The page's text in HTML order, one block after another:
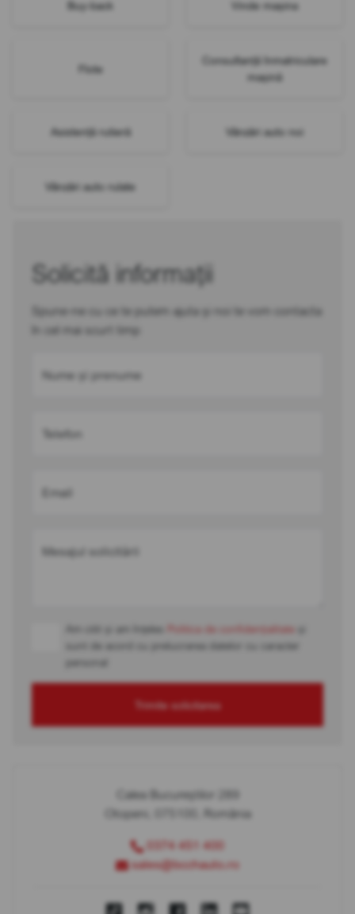
Buy-back Vinde mașina
Flote
Consultanță înmatriculare
mașină
Asistență rutieră Vânzări auto noi
Vânzări auto rulate
Solicită informații
Spune-ne cu ce te putem ajuta și noi te vom contacta
în cel mai scurt timp
Nume și prenume
Telefon
Email
Mesajul solicitării
Am citit și am înțeles Politica de confidențialitate
sunt de acord cu prelucrarea datelor cu caracter
personal
Trimite solicitarea
Calea Bucureștilor 289
Otopeni, 075100, România
0374 451 400
sales@bcchauto.ro